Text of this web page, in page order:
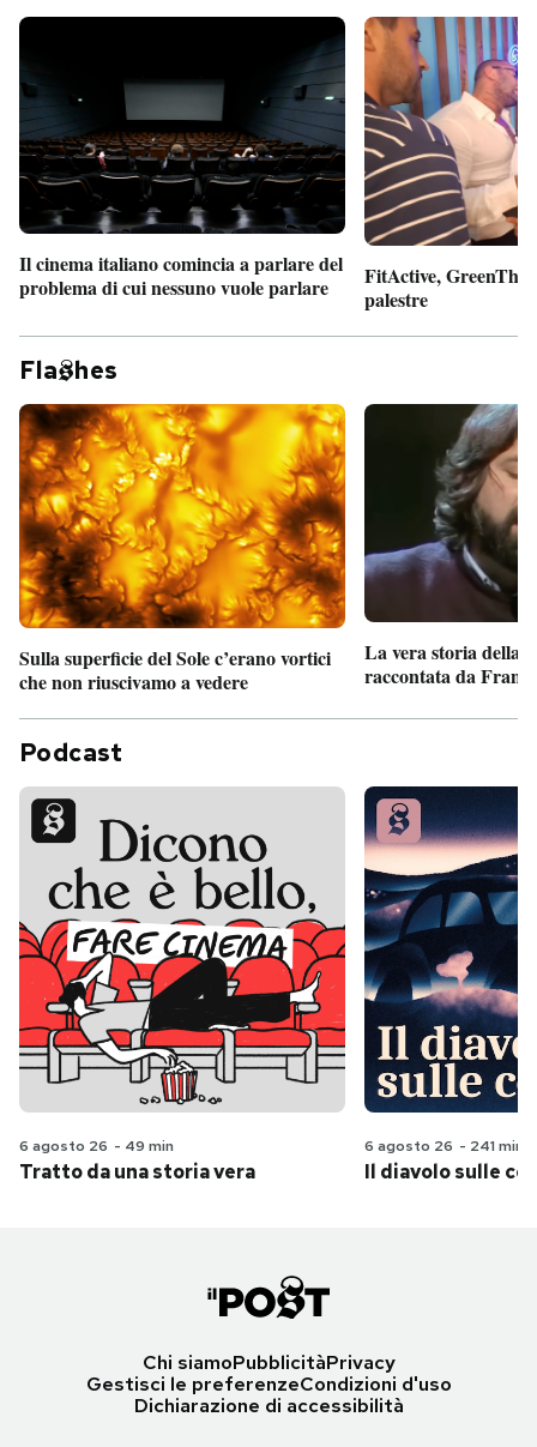
Il cinema italiano comincia a parlare del
problema di cui nessuno vuole parlare
FitActive,
palestre
Fla hes
Sulla superficie del Sole c’erano vortici
che non riuscivamo a vedere
La vera storia della
raccontata da
Podcast
6 agosto 26 - 49 min
Tratto da una storia vera
6 agosto 26 - 241 min
Il diavolo sulle
Chi siamoPubblicitàPrivacy
Gestisci le preferenzeCondizioni d'uso
Dichiarazione di accessibilità